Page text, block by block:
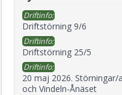
Driftinfo:
Driftstörning 9/6
Driftinfo:
Driftstörning 25/5
Driftinfo:
20 maj 2026.
och Vindeln-Ånäset